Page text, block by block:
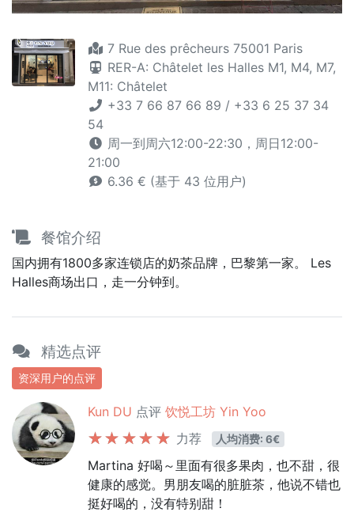
7 Rue des prêcheurs 75001 Paris
RER-A: Châtelet les Halles M1, M4, M7,
M11: Châtelet
+33 7 66 87 66 89 / +33 6 25 37 34
54
周一到周六12:00-22:30，周日12:00-
21:00
6.36 € (基于 43 位用户)
餐馆介绍
国内拥有1800多家连锁店的奶茶品牌，巴黎第一家。 Les
Halles商场出口，走一分钟到。
精选点评
资深用户的点评
Kun DU 点评 饮悦工坊 Yin Yoo
力荐
人均消费: 6€
Martina 好喝～里面有很多果肉，也不甜，很
健康的感觉。男朋友喝的脏脏茶，他说不错也
挺好喝的，没有特别甜！